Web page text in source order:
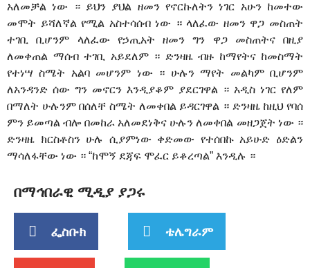
አለመቻል ነው ። ይህን ያህል ዘመን የኖርኩለትን ነገር አሁን ከመተው
መሞት ይሻለኛል የሚል አስተሳሰብ ነው ። ላለፈው ዘመን ዋጋ መስጠት
ተገቢ ቢሆንም ላለፈው የኃጢአት ዘመን ግን ዋጋ መስጠትና በዚያ
ለመቀጠል ማሰብ ተገቢ አይደለም ። ድንዛዜ ብዙ ከማየትና ከመስማት
የተነሣ ስሜት አልባ መሆንም ነው ። ሁሉን ማየት መልካም ቢሆንም
ለአንዳንድ ሰው ግን መኖርን እንዲያቆም ያደርገዋል ። አዲስ ነገር የለም
በማለት ሁሉንም በሰለቸ ስሜት ለመቀበል ይዳርገዋል ። ድንዛዜ ከዚህ የባሰ
ምን ይመጣል ብሎ በመከራ አለመደነቅና ሁሉን ለመቀበል መዘጋጀት ነው ።
ድንዛዜ ክርስቶስን ሁሉ ሲያምነው ቀድመው የተሰበኩ አይሁድ ዕድልን
ማሳለፋቸው ነው ። “ከሞኝ ደጃፍ ሞፈር ይቆረጣል” እንዲሉ ።
በማኅበራዊ ሚዲያ ያጋሩ
ፌስቡክ ቴሌግራም